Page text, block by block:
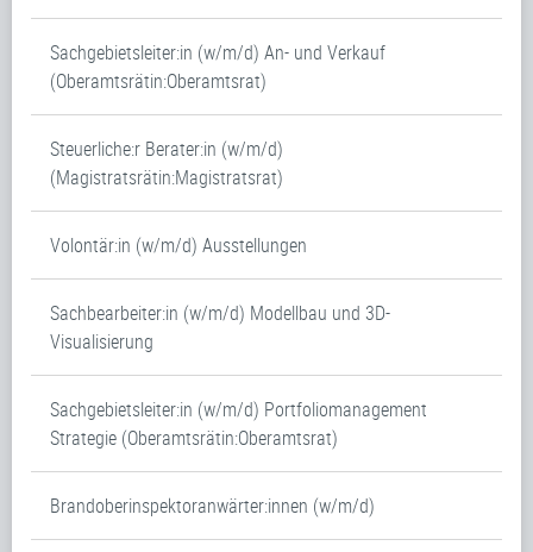
Sachgebietsleiter:in (w/m/d) An- und Verkauf
(Oberamtsrätin:Oberamtsrat)
Steuerliche:r Berater:in (w/m/d)
(Magistratsrätin:Magistratsrat)
Volontär:in (w/m/d) Ausstellungen
Sachbearbeiter:in (w/m/d) Modellbau und 3D-
Visualisierung
Sachgebietsleiter:in (w/m/d) Portfoliomanagement
Strategie (Oberamtsrätin:Oberamtsrat)
Brandoberinspektoranwärter:innen (w/m/d)